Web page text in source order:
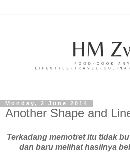
Monday, 2 June 2014
Another Shape and
Terkadang memotret itu tidak
dan baru melihat hasilnya